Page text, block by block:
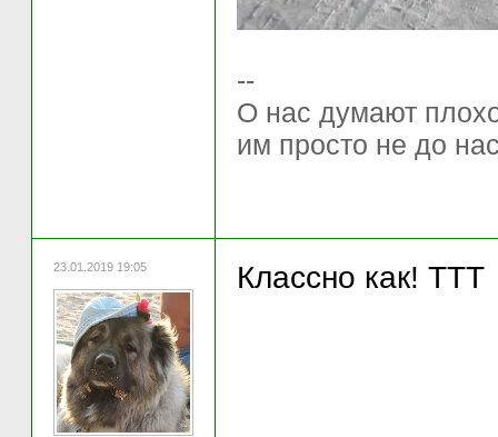
--
О нас думают
им просто не до
23.01.2019 19:05 Классно как! ТТТ